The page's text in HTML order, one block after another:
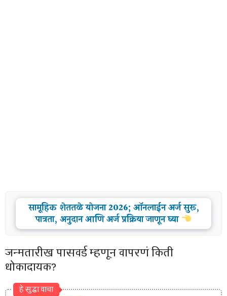
सामूहिक शेततळे योजना 2026; ऑनलाईन अर्ज सुरू,
पात्रता, अनुदान आणि अर्ज प्रक्रिया जाणून घ्या
जन्मतारीख पासवर्ड म्हणून वापरणं किती
धोकादायक?
हे सुद्धा वाचा